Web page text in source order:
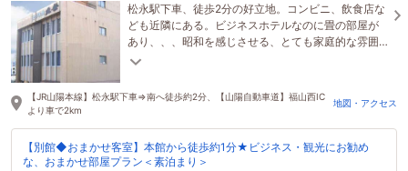
松永駅下車、徒歩2分の好立地。コンビニ、飲食店な
ども近隣にある。ビジネスホテルなのに畳の部屋が
あり、、、昭和を感じさせる、とても家庭的な雰囲
気。「ただいま」と思えるビジネスホテル。
【JR山陽本線】松永駅下車⇒南へ徒歩約2分、【山陽自動車道】福山西IC
より車で2km
地図・アクセス
【別館◆おまかせ客室】本館から徒歩約1分★ビジネス・観光にお勧め
な、おまかせ部屋プラン＜素泊まり＞